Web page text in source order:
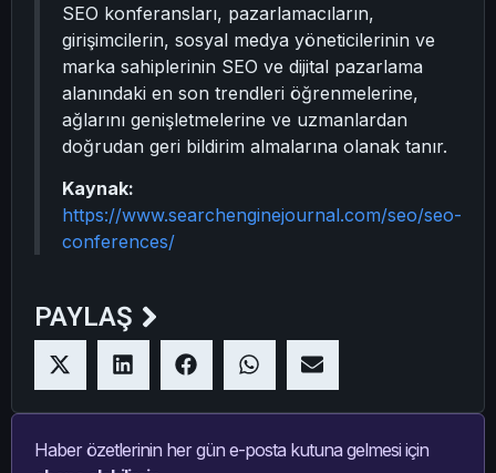
SEO konferansları, pazarlamacıların,
girişimcilerin, sosyal medya yöneticilerinin ve
marka sahiplerinin SEO ve dijital pazarlama
alanındaki en son trendleri öğrenmelerine,
ağlarını genişletmelerine ve uzmanlardan
doğrudan geri bildirim almalarına olanak tanır.
Kaynak:
https://www.searchenginejournal.com/seo/seo-
conferences/
PAYLAŞ
Haber özetlerinin her gün e-posta kutuna gelmesi için